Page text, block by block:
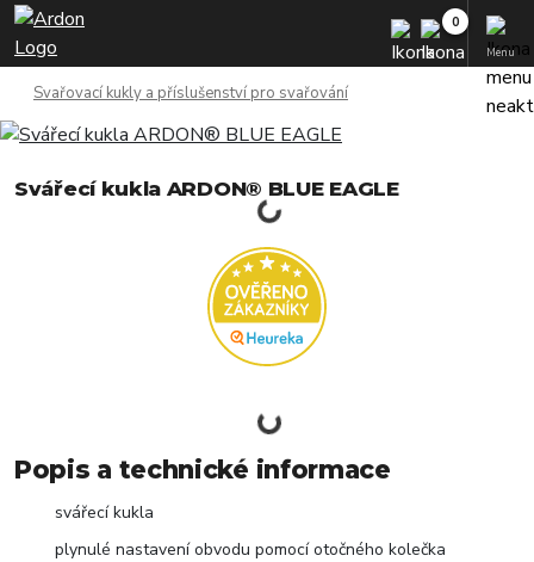
Menu
Svařovací kukly a příslušenství pro svařování
Svářecí kukla ARDON® BLUE EAGLE
Popis a technické informace
svářecí kukla
plynulé nastavení obvodu pomocí otočného kolečka